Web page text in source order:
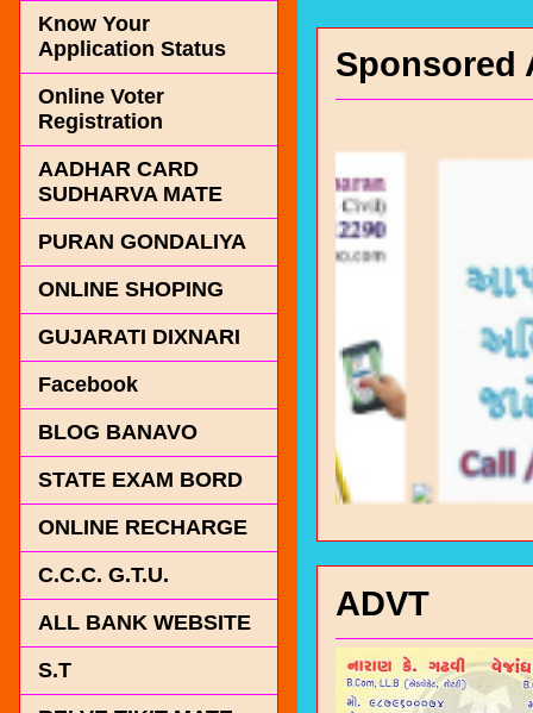
Sponsored
ADVT
Know Your
Application Status
Online Voter
Registration
AADHAR CARD
SUDHARVA MATE
PURAN GONDALIYA
ONLINE SHOPING
GUJARATI DIXNARI
Facebook
BLOG BANAVO
STATE EXAM BORD
ONLINE RECHARGE
C.C.C. G.T.U.
ALL BANK WEBSITE
S.T